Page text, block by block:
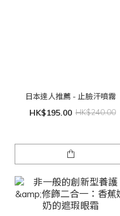
日本達人推薦 - 止臉汗噴霧
HK$195.00 HK$240.00